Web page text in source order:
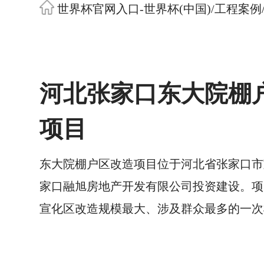
世界杯官网入口-世界杯(中国)/工程案例
河北张家口东大院棚
项目
东大院棚户区改造项目位于河北省张家口
家口融旭房地产开发有限公司投资建设。
宣化区改造规模最大、涉及群众最多的一